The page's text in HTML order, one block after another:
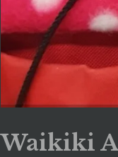
Waikiki